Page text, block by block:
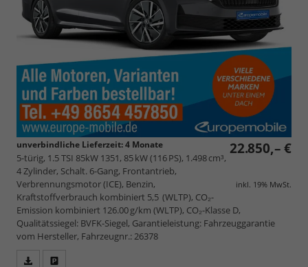
22.850,– €
inkl. 19% MwSt.
unverbindliche Lieferzeit:4 Monate
5-türig, 1.5 TSI 85kW 1351, 85 kW (116 PS), 1.498 cm³,
4 Zylinder, Schalt. 6-Gang, Frontantrieb,
Verbrennungsmotor (ICE), Benzin,
Kraftstoffverbrauch kombiniert 5,5 (WLTP), CO₂-
Emission kombiniert 126.00 g/km (WLTP), CO₂-Klasse D,
Qualitätssiegel: BVFK-Siegel, Garantieleistung: Fahrzeuggarantie
vom Hersteller, Fahrzeugnr.: 26378